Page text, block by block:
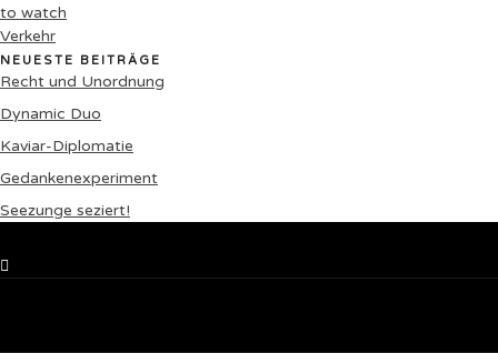
to watch
Verkehr
NEUESTE BEITRÄGE
Recht und Unordnung
Dynamic Duo
Kaviar-Diplomatie
Gedankenexperiment
Seezunge seziert!